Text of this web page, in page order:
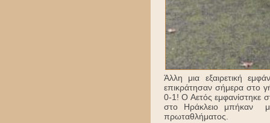
Άλλη μια εξαιρετική
επικράτησαν σήμερα στο
0-1! Ο Αετός εμφανίστηκε
στο Ηράκλειο μπήκαν
πρωταθλήματος.